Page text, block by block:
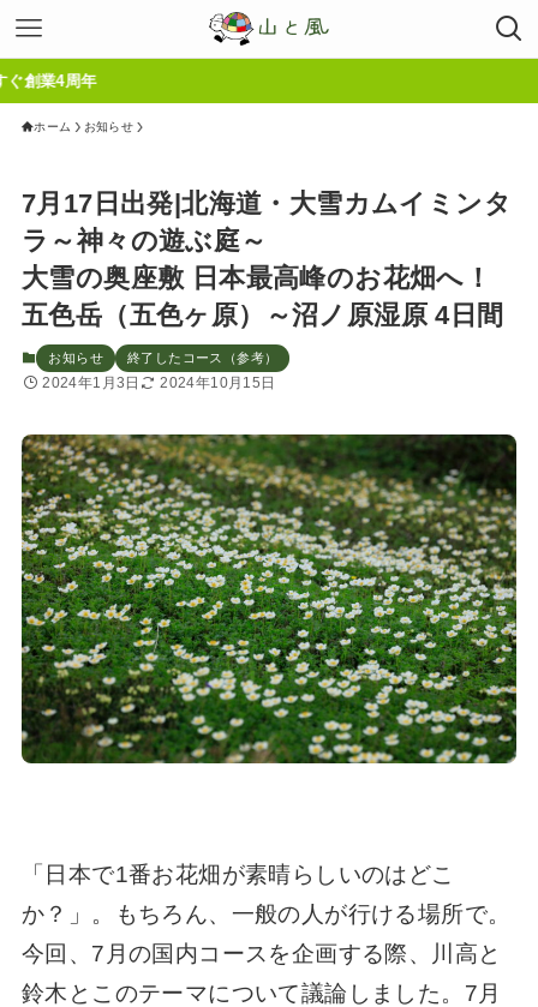
年
ホーム お知らせ
7月17日出発|北海道・大雪カムイミンタ
ラ～神々の遊ぶ庭～
大雪の奥座敷 日本最高峰のお花畑へ！
五色岳（五色ヶ原）～沼ノ原湿原 4日間
お知らせ 終了したコース（参考）
2024年1月3日 2024年10月15日
「日本で1番お花畑が素晴らしいのはどこ
か？」。もちろん、一般の人が行ける場所で。
今回、7月の国内コースを企画する際、川高と
鈴木とこのテーマについて議論しました。7月